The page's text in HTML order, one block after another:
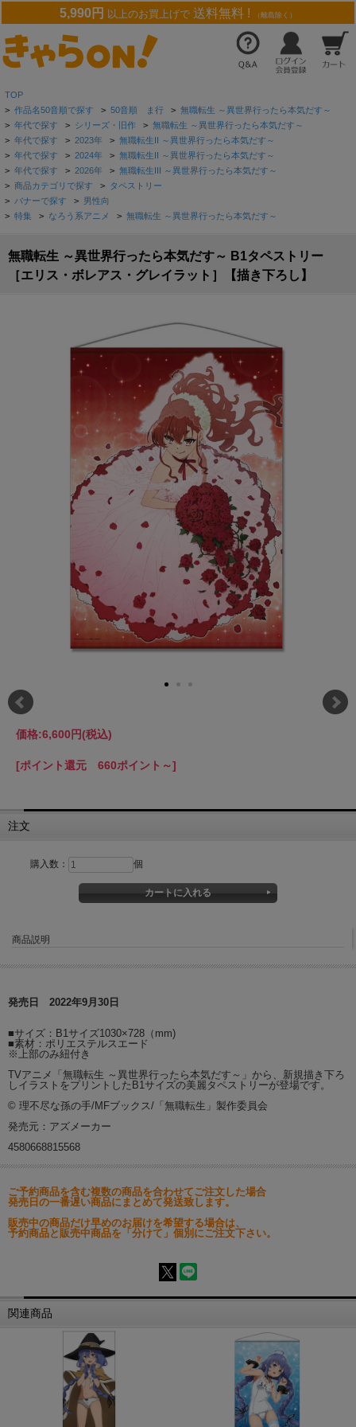
5,990円 以上のお買上げで 送料無料 ! （離島除く）
TOP
> 作品名50音順で探す > 50音順 ま行 > 無職転生 ～異世界行ったら本気だす～
> 年代で探す > シリーズ・旧作 > 無職転生 ～異世界行ったら本気だす～
> 年代で探す > 2023年 > 無職転生II ～異世界行ったら本気だす～
> 年代で探す > 2024年 > 無職転生II ～異世界行ったら本気だす～
> 年代で探す > 2026年 > 無職転生III ～異世界行ったら本気だす～
> 商品カテゴリで探す > タペストリー
> バナーで探す > 男性向
> 特集 > なろう系アニメ > 無職転生 ～異世界行ったら本気だす～
無職転生 ～異世界行ったら本気だす～ B1タペストリー
［エリス・ボレアス・グレイラット］【描き下ろし】
価格:6,600円(税込)
[ポイント還元 660ポイント～]
注文
購入数： 個
商品説明
発売日 2022年9月30日
■サイズ：B1サイズ1030×728（mm)
■素材：ポリエステルスエード
※上部のみ紐付き
TVアニメ「無職転生 ～異世界行ったら本気だす～」から、新規描き下ろ
しイラストをプリントしたB1サイズの美麗タペストリーが登場です。
© 理不尽な孫の手/MFブックス/「無職転生」製作委員会
発売元：アズメーカー
4580668815568
ご予約商品を含む複数の商品を合わせてご注文した場合
発売日の一番遅い商品にまとめて発送致します。
販売中の商品だけ早めのお届けを希望する場合は、
予約商品と販売中商品を「分けて」個別にご注文下さい。
関連商品